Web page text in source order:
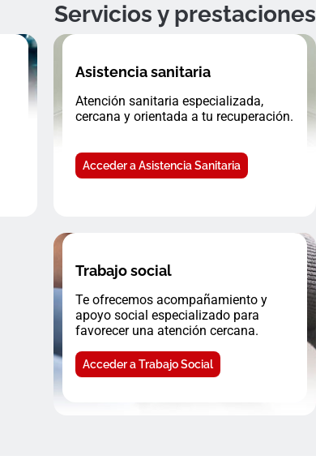
Servicios y prestaciones
Asistencia sanitaria
Atención sanitaria especializada,
cercana y orientada a tu recuperación.
Acceder a Asistencia Sanitaria
Trabajo social
Te ofrecemos acompañamiento y
apoyo social especializado para
favorecer una atención cercana.
Acceder a Trabajo Social